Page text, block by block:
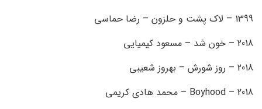
1399 – لاک پشت و حلزون – رضا حماسی
2018 – خون شد – مسعود کیمیایی
2018 – روز شورش – بهروز شعیبی
2018 – Boyhood – محمد هادی کریمی